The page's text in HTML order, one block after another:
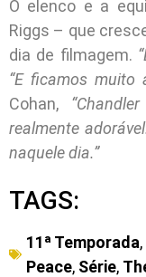
O elenco e a
Riggs – que
dia de filmagem.
“E ficamos muito
Cohan,
realmente
naquele dia.”
TAGS:
11ª Temporada,
Peace, Série,